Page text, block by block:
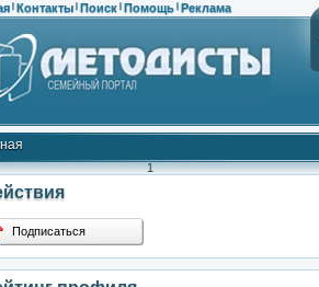
| Контакты | Поиск | Помощь | Реклама
1
Подписаться